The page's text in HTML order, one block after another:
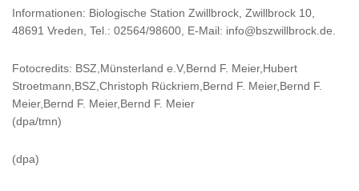
Informationen: Biologische Station Zwillbrock, Zwillbrock 10,
48691 Vreden, Tel.: 02564/98600, E-Mail: info@bszwillbrock.de.
Fotocredits: BSZ,Münsterland e.V,Bernd F. Meier,Hubert
Stroetmann,BSZ,Christoph Rückriem,Bernd F. Meier,Bernd F.
Meier,Bernd F. Meier,Bernd F. Meier
(dpa/tmn)
(dpa)